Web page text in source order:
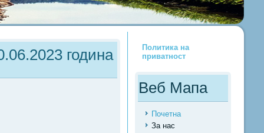
година
Политика на
приватност
Веб Мапа
Почетна
За нас